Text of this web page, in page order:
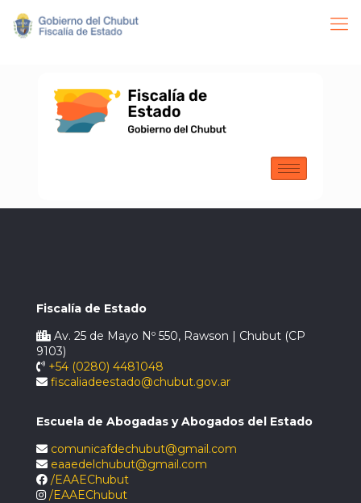
Fiscalía de Estado
Av. 25 de Mayo Nº 550, Rawson | Chubut (CP
9103)
+54 (0280) 4481048
fiscaliadeestado@chubut.gov.ar
Escuela de Abogadas y Abogados del Estado
comunicafdechubut@gmail.com
eaaedelchubut@gmail.com
/EAAEChubut
/EAAEChubut